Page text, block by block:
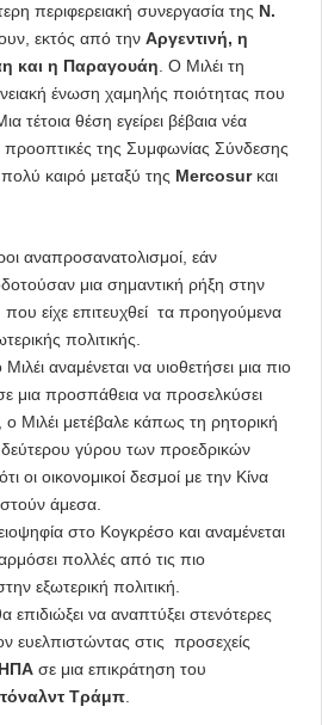
περιφερειακή συνεργασία της Ν.
εκτός από την Αργεντινή, η
και η Παραγουάη . Ο Μιλέι τη
ένωση χαμηλής ποιότητας που
τέτοια θέση εγείρει βέβαια νέα
προοπτικές της Συμφωνίας Σύνδεσης
καιρό μεταξύ της Mercosurκαι
αναπροσανατολισμοί, εάν
μια σημαντική ρήξη στην
είχε επιτευχθεί τα προηγούμενα
πολιτικής.
αναμένεται να υιοθετήσει μια πιο
μια προσπάθεια να προσελκύσει
Μιλέι μετέβαλε κάπως τη ρητορική
δεύτερου γύρου των προεδρικών
οι οικονομικοί δεσμοί με την Κίνα
άμεσα.
στο Κογκρέσο και αναμένεται
πολλές από τις πιο
εξωτερική πολιτική.
επιδιώξει να αναπτύξει στενότερες
ευελπιστώντας στις προσεχείς
ΗΠΑ σε μια επικράτηση του
Τράμπ.